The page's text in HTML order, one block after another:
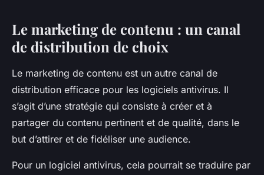
Le marketing de contenu : un canal
de distribution de choix
Le marketing de contenu est un autre canal de
distribution efficace pour les logiciels antivirus. Il
s’agit d’une stratégie qui consiste à créer et à
partager du contenu pertinent et de qualité, dans le
but d’attirer et de fidéliser une audience.
Pour un logiciel antivirus, cela pourrait se traduire par